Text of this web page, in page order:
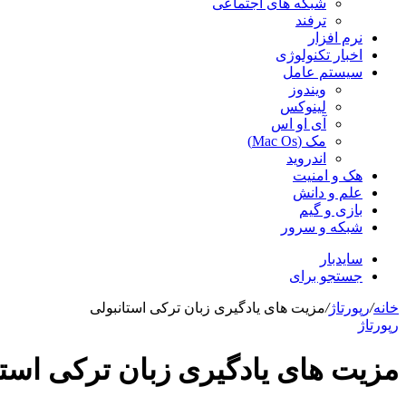
شبکه های اجتماعی
ترفند
نرم افزار
اخبار تکنولوژی
سیستم عامل
ویندوز
لینوکس
آی او اس
مک (Mac Os)
اندروید
هک و امنیت
علم و دانش
بازی و گیم
شبکه و سرور
سایدبار
جستجو برای
خانه/رپورتاژ/مزیت های یادگیری زبان ترکی استانبولی
رپورتاژ
مزیت های یادگیری زبان ترکی